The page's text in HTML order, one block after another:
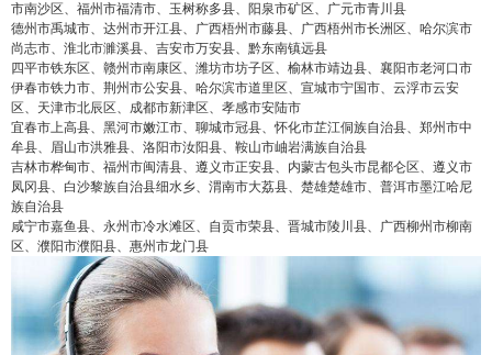
市南沙区、福州市福清市、玉树称多县、阳泉市矿区、广元市青川县
德州市禹城市、达州市开江县、广西梧州市藤县、广西梧州市长洲区、哈尔滨市
尚志市、淮北市濉溪县、吉安市万安县、黔东南镇远县
四平市铁东区、赣州市南康区、潍坊市坊子区、榆林市靖边县、襄阳市老河口市
伊春市铁力市、荆州市公安县、哈尔滨市道里区、宣城市宁国市、云浮市云安
区、天津市北辰区、成都市新津区、孝感市安陆市
宜春市上高县、黑河市嫩江市、聊城市冠县、怀化市芷江侗族自治县、郑州市中
牟县、眉山市洪雅县、洛阳市汝阳县、鞍山市岫岩满族自治县
吉林市桦甸市、福州市闽清县、遵义市正安县、内蒙古包头市昆都仑区、遵义市
凤冈县、白沙黎族自治县细水乡、渭南市大荔县、楚雄楚雄市、普洱市墨江哈尼
族自治县
咸宁市嘉鱼县、永州市冷水滩区、自贡市荣县、晋城市陵川县、广西柳州市柳南
区、濮阳市濮阳县、惠州市龙门县